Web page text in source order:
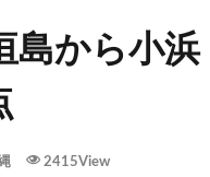
島から小浜
2415View